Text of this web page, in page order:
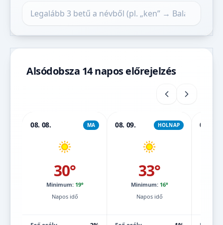
Alsódobsza 14 napos előrejelzés
08. 08. MA
30°
Minimum: 19°
Napos idő
08. 09. HOLNAP
33°
Minimum: 16°
Napos idő
08. 10.